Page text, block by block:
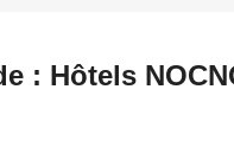
: Hôtels